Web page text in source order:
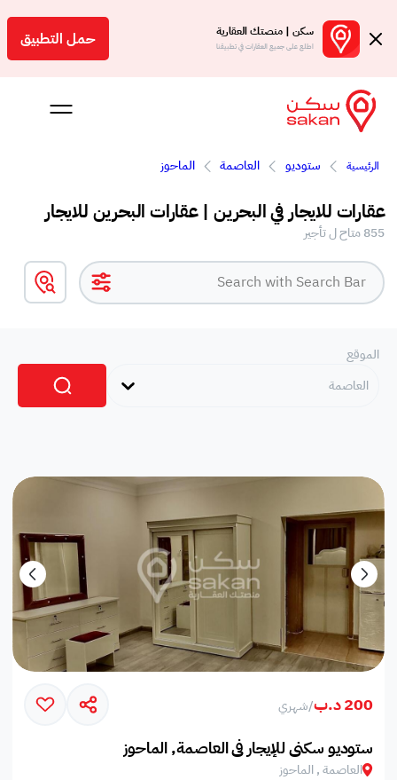
سكن | منصتك العقارية
اطلع على جميع العقارات في تطبيقنا حمل التطبيق
بالعمولة
الرئيسية ستوديو العاصمة الماحوز
عقارات للايجار في البحرين | عقارات البحرين للايجار
855 متاح ل تأجير
الموقع
العاصمة
200 د.ب /شهري
ستوديو سكني للإيجار في العاصمة, الماحوز
العاصمة , الماحوز